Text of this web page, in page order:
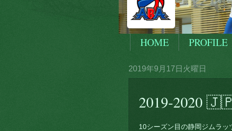
HOME PROFILE
2019年9月17日火曜日
2019-2020
10シーズン目の静岡ジムラ